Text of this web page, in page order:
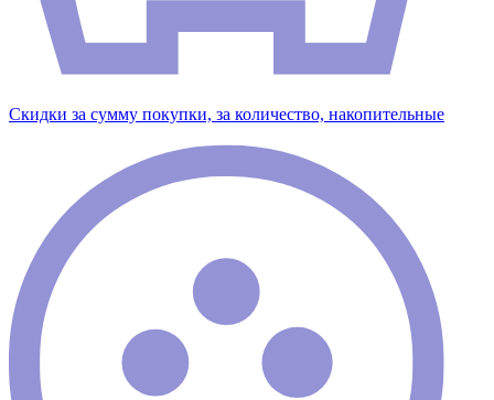
Скидки за сумму покупки, за количество, накопительные